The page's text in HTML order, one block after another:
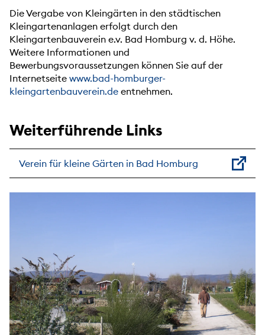
Die Vergabe von Kleingärten in den städtischen
Kleingartenanlagen erfolgt durch den
Kleingartenbauverein e.v. Bad Homburg v. d. Höhe.
Weitere Informationen und
Bewerbungsvoraussetzungen können Sie auf der
Internetseite www.bad-homburger-
kleingartenbauverein.de entnehmen.
Weiterführende Links
Verein für kleine Gärten in Bad Homburg